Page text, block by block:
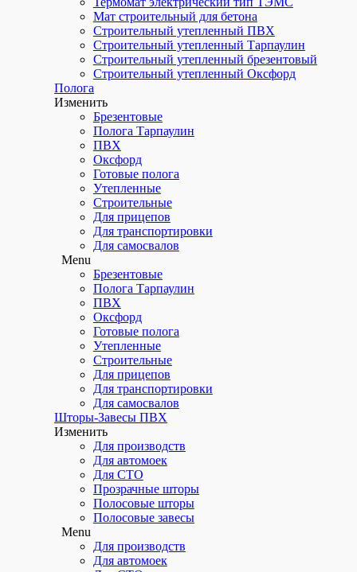
Мат строительный для бетона
Строительный утепленный ПВХ
Строительный утепленный Тарпаулин
Строительный утепленный брезентовый
Строительный утепленный Оксфорд
Полога
Изменить
Брезентовые
Полога Тарпаулин
ПВХ
Оксфорд
Готовые полога
Утепленные
Строительные
Для прицепов
Для транспортировки
Для самосвалов
Menu
Брезентовые
Полога Тарпаулин
ПВХ
Оксфорд
Готовые полога
Утепленные
Строительные
Для прицепов
Для транспортировки
Для самосвалов
Шторы-Завесы ПВХ
Изменить
Для производств
Для автомоек
Для СТО
Прозрачные шторы
Полосовые шторы
Полосовые завесы
Menu
Для производств
Для автомоек